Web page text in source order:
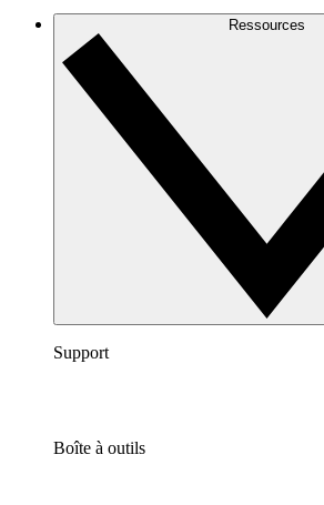
Ressources
Support
Boîte à outils